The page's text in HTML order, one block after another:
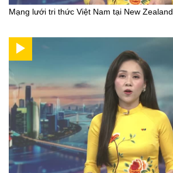
Mạng lưới tri thức Việt Nam tại New Zealand